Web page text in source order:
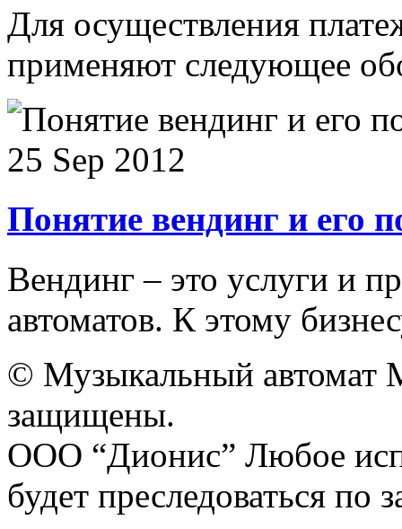
Для осуществления
применяют следующее
25 Sep 2012
Понятие вендинг и его
Вендинг – это услуги и
автоматов. К этому
© Музыкальный автомат
защищены.
ООО “Дионис” Любое
будет преследоваться по